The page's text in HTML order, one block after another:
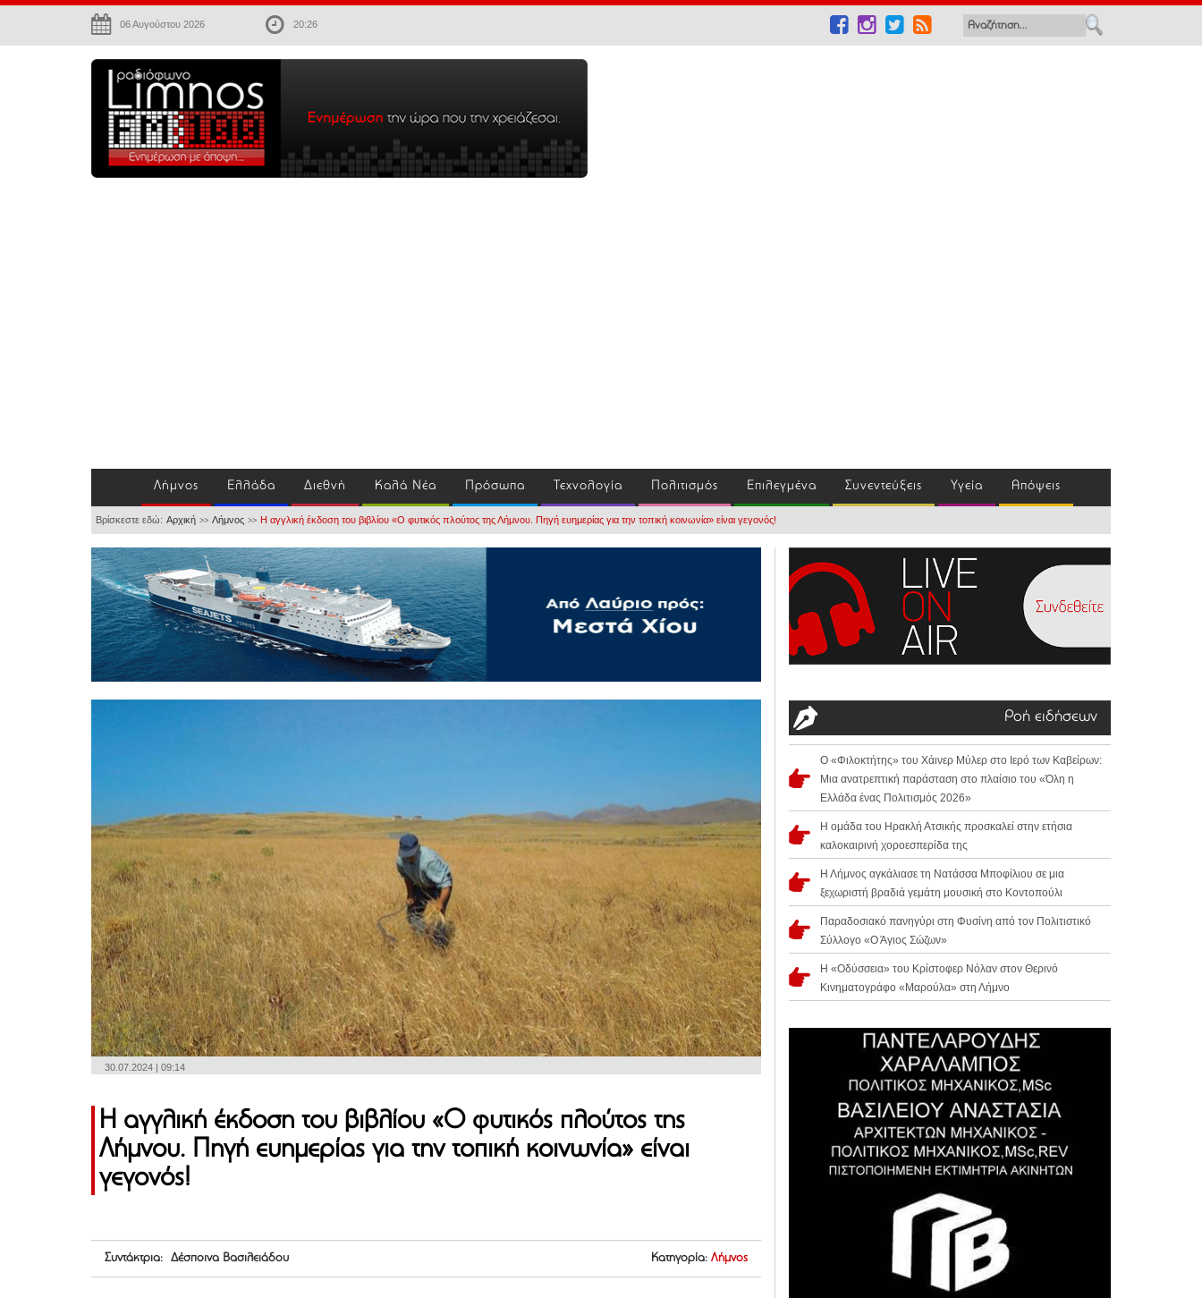
06 Αυγούστου 2026 20:26
Λήμνος Ελλάδα Διεθνή Καλά Νέα Πρόσωπα Τεχνολογία Πολιτισμός Επιλεγμένα Συνεντεύξεις Υγεία Απόψεις
Βρίσκεστε εδώ: Αρχική >> Λήμνος >> Η αγγλική έκδοση του βιβλίου «Ο φυτικός πλούτος της Λήμνου. Πηγή ευημερίας για την τοπική κοινωνία» είναι γεγονός!
30.07.2024 | 09:14
Η αγγλική έκδοση του βιβλίου «Ο φυτικός πλούτος της
Λήμνου. Πηγή ευημερίας για την τοπική κοινωνία» είναι
γεγονός!
Συντάκτρια: Δέσποινα Βασιλειάδου Κατηγορία: Λήμνος
Ροή ειδήσεων
Ο «Φιλοκτήτης» του Χάινερ Μύλερ στο Ιερό των Καβείρων:
Μια ανατρεπτική παράσταση στο πλαίσιο του «Όλη η
Ελλάδα ένας Πολιτισμός 2026»
Η ομάδα του Ηρακλή Ατσικής προσκαλεί στην ετήσια
καλοκαιρινή χοροεσπερίδα της
Η Λήμνος αγκάλιασε τη Νατάσσα Μποφίλιου σε μια
ξεχωριστή βραδιά γεμάτη μουσική στο Κοντοπούλι
Παραδοσιακό πανηγύρι στη Φυσίνη από τον Πολιτιστικό
Σύλλογο «Ο Άγιος Σώζων»
Η «Οδύσσεια» του Κρίστοφερ Νόλαν στον Θερινό
Κινηματογράφο «Μαρούλα» στη Λήμνο